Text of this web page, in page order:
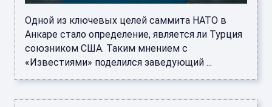
Одной из ключевых целей саммита НАТО в
Анкаре стало определение, является ли Турция
союзником США. Таким мнением с
«Известиями» поделился заведующий ...